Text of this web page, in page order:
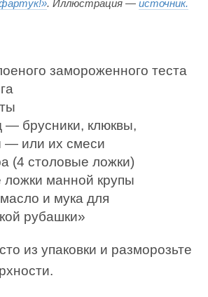
. Иллюстрация — источник.
замороженного теста
— брусники, клюквы,
— или их смеси
(4 столовые ложки)
ложки манной крупы
и мука для
рубашки»
из упаковки и разморозьте